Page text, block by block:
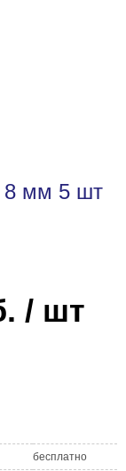
8 мм 5 шт
/ шт
бесплатно